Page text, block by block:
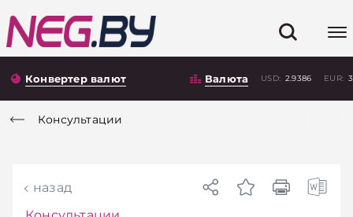
Конвертер валют Валюта USD: 2.9386 EUR:
Консультации
назад